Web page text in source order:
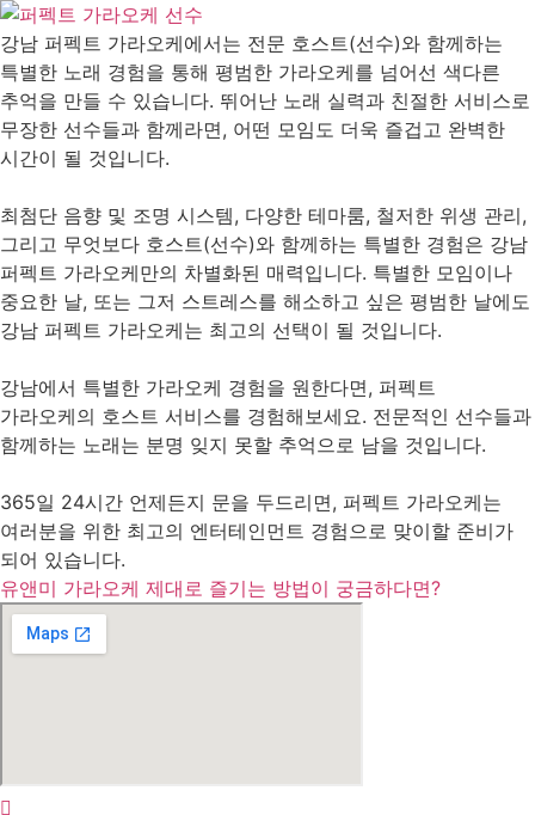
강남 퍼펙트 가라오케에서는 전문 호스트(선수)와 함께하는
특별한 노래 경험을 통해 평범한 가라오케를 넘어선 색다른
추억을 만들 수 있습니다. 뛰어난 노래 실력과 친절한 서비스로
무장한 선수들과 함께라면, 어떤 모임도 더욱 즐겁고 완벽한
시간이 될 것입니다.
최첨단 음향 및 조명 시스템, 다양한 테마룸, 철저한 위생 관리,
그리고 무엇보다 호스트(선수)와 함께하는 특별한 경험은 강남
퍼펙트 가라오케만의 차별화된 매력입니다. 특별한 모임이나
중요한 날, 또는 그저 스트레스를 해소하고 싶은 평범한 날에도
강남 퍼펙트 가라오케는 최고의 선택이 될 것입니다.
강남에서 특별한 가라오케 경험을 원한다면, 퍼펙트
가라오케의 호스트 서비스를 경험해보세요. 전문적인 선수들과
함께하는 노래는 분명 잊지 못할 추억으로 남을 것입니다.
365일 24시간 언제든지 문을 두드리면, 퍼펙트 가라오케는
여러분을 위한 최고의 엔터테인먼트 경험으로 맞이할 준비가
되어 있습니다.
유앤미 가라오케 제대로 즐기는 방법이 궁금하다면?